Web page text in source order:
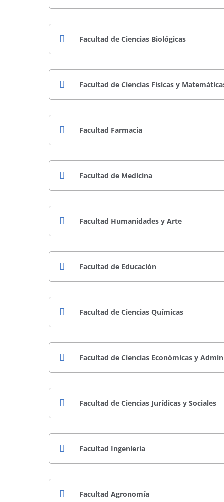
Facultad de Ciencias Biológicas
Facultad de Ciencias Físicas y
Facultad Farmacia
Facultad de Medicina
Facultad Humanidades y Arte
Facultad de Educación
Facultad de Ciencias Químicas
Facultad de Ciencias Económicas y
Facultad de Ciencias Jurídicas y Sociales
Facultad Ingeniería
Facultad Agronomía